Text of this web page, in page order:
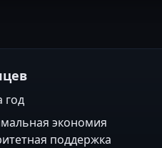
год
экономия
поддержка